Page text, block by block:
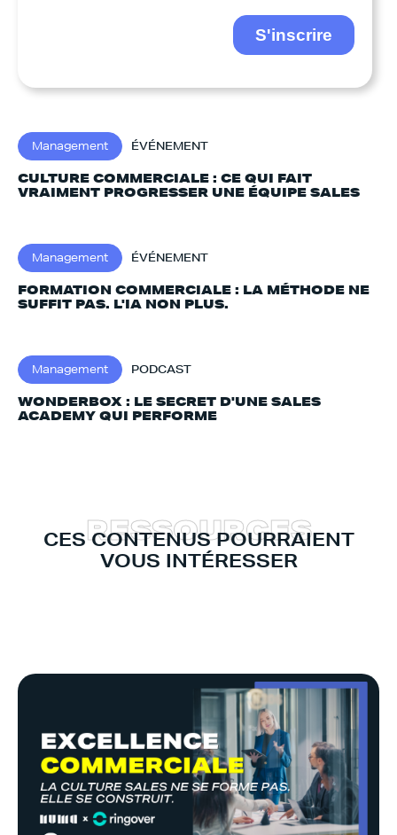
Management ÉVÉNEMENT
CULTURE COMMERCIALE : CE QUI FAIT
VRAIMENT PROGRESSER UNE ÉQUIPE SALES
Management ÉVÉNEMENT
FORMATION COMMERCIALE : LA MÉTHODE NE
SUFFIT PAS. L'IA NON PLUS.‍
Management PODCAST
WONDERBOX : LE SECRET D'UNE SALES
ACADEMY QUI PERFORME
CES CONTENUS POURRAIENT
VOUS INTÉRESSER
RESSOURCES